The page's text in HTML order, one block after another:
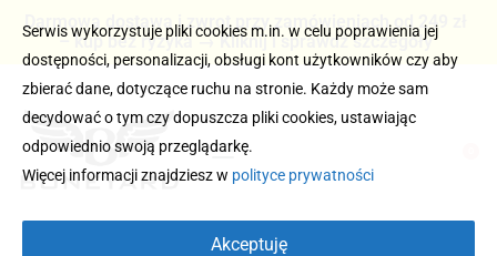
Darmowa dostawa i zwrot przy zamówieniach od 249 zł
– kup bez ryzyka → Kliknij i sprawdź szczegóły
Serwis wykorzystuje pliki cookies m.in. w celu poprawienia jej
dostępności, personalizacji, obsługi kont użytkowników czy aby
zbierać dane, dotyczące ruchu na stronie. Każdy może sam
decydować o tym czy dopuszcza pliki cookies, ustawiając
odpowiednio swoją przeglądarkę.
Więcej informacji znajdziesz w polityce prywatności
Akceptuję